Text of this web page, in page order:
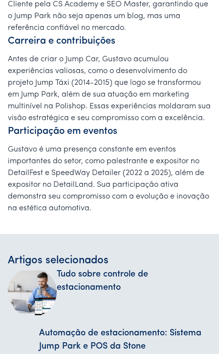
Cliente pela CS Academy e SEO Master, garantindo que
o Jump Park não seja apenas um blog, mas uma
referência confiável no mercado.
Carreira e contribuições
Antes de criar o Jump Car, Gustavo acumulou
experiências valiosas, como o desenvolvimento do
projeto Jump Táxi (2014-2015) que logo se transformou
em Jump Park, além de sua atuação em marketing
multinível na Polishop. Essas experiências moldaram sua
visão estratégica e seu compromisso com a excelência.
Participação em eventos
Gustavo é uma presença constante em eventos
importantes do setor, como palestrante e expositor no
DetailFest e SpeedWay Detailer (2022 a 2025), além de
expositor no DetailLand. Sua participação ativa
demonstra seu compromisso com a evolução e inovação
na estética automotiva.
Artigos selecionados
Tudo sobre controle de
estacionamento
Automação de estacionamento: Sistema
Jump Park e POS da Stone